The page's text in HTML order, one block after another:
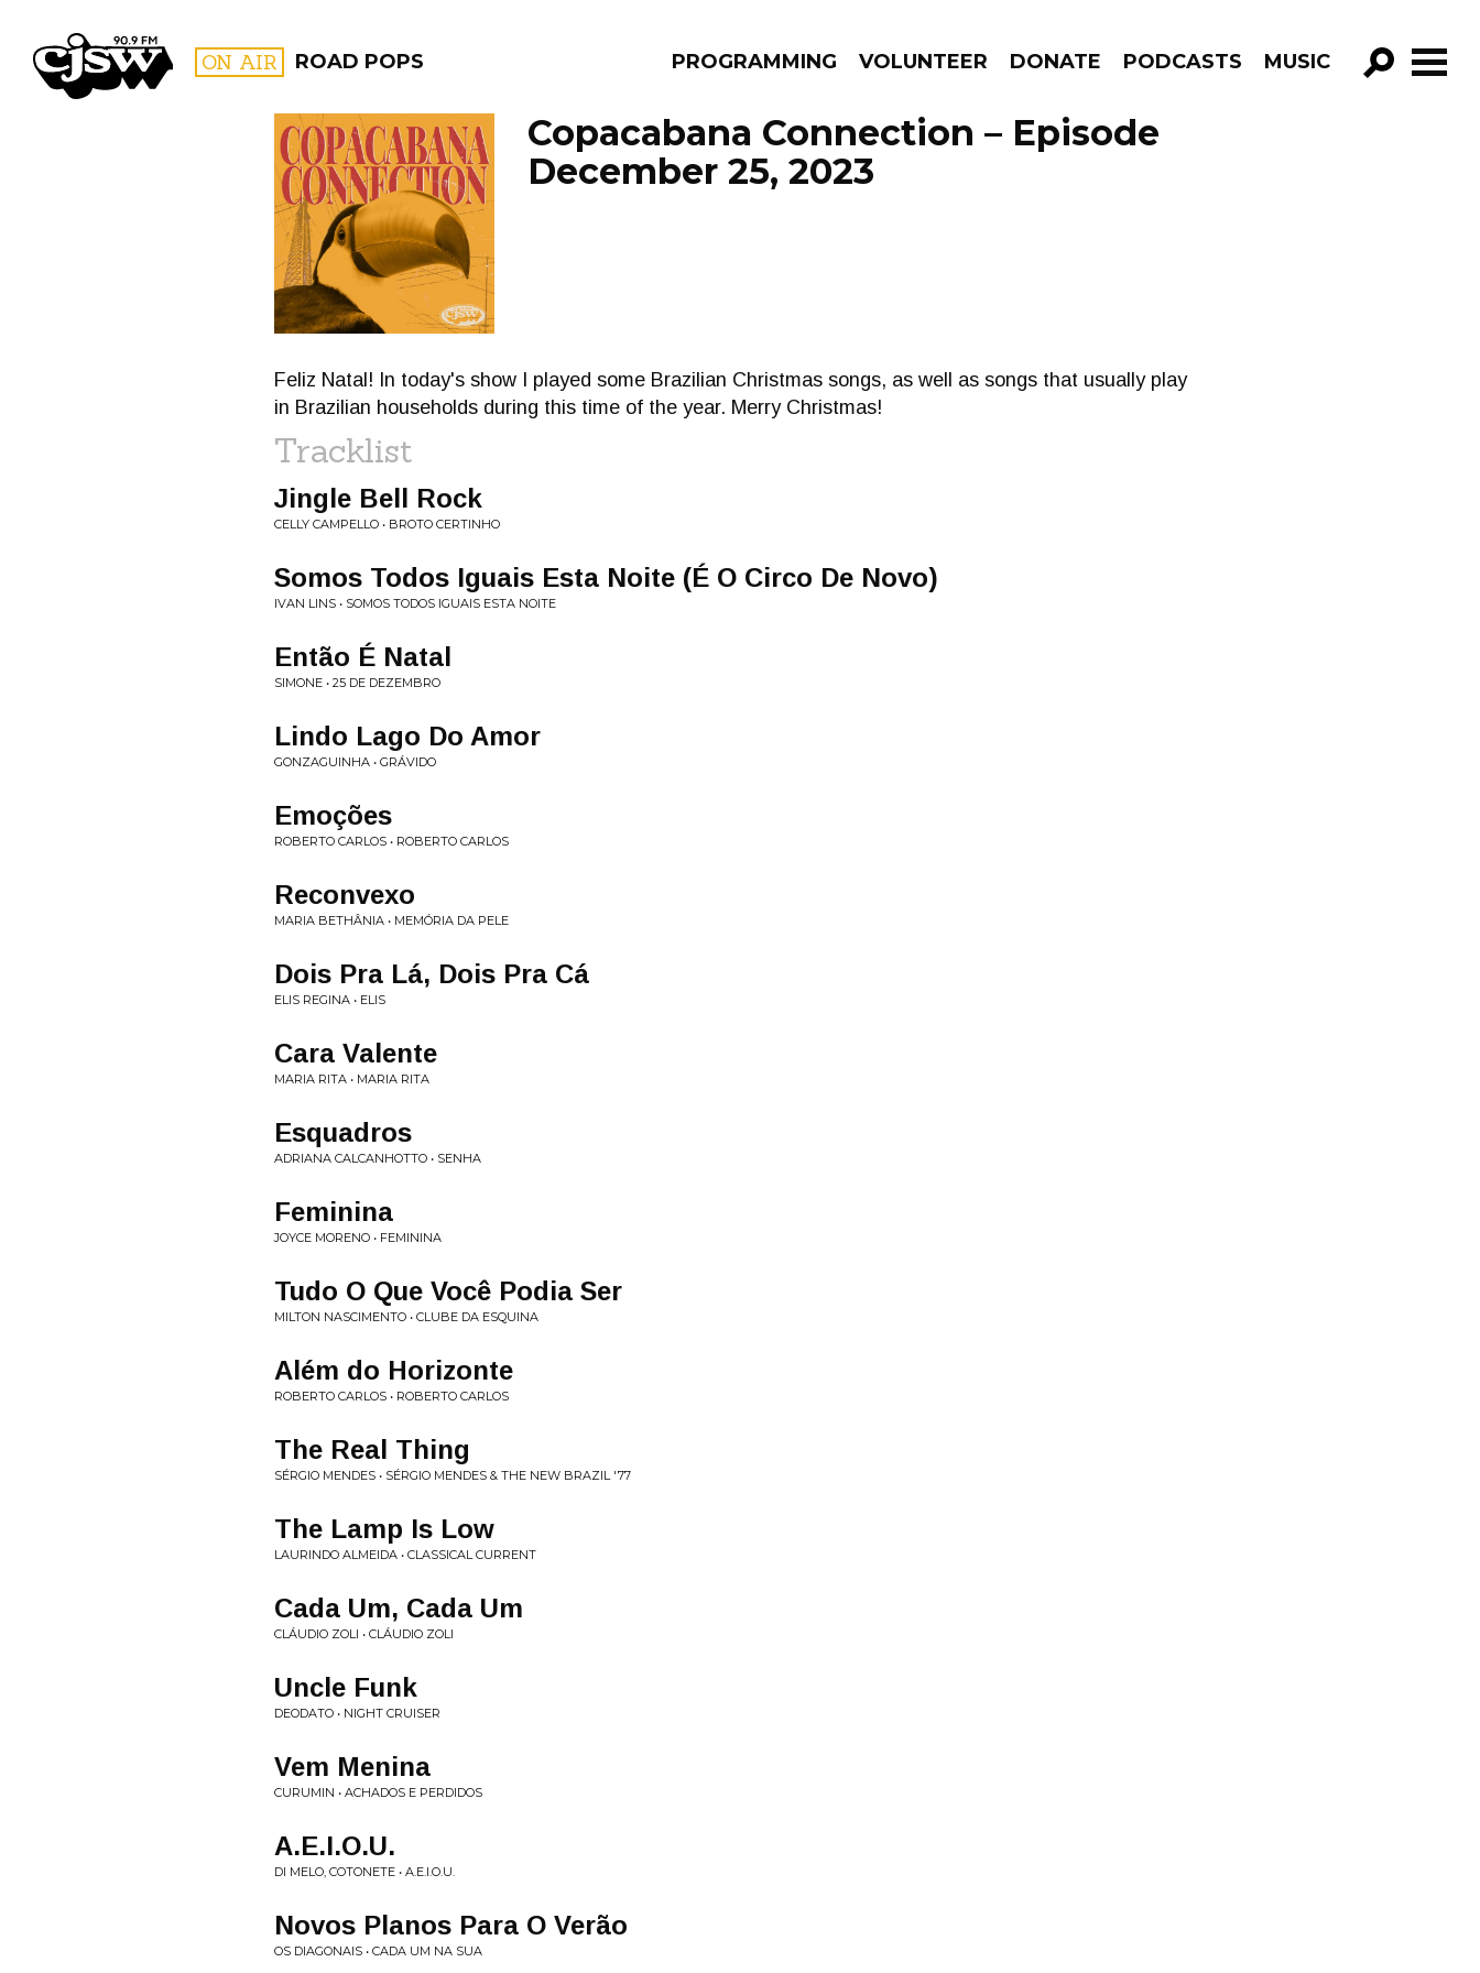
CJSW ON AIR ROAD POPS PROGRAMMING VOLUNTEER DONATE PODCASTS MUSIC
GO!
FILTER BY:
PROGRAMS
Copacabana Connection – Episode
December 25, 2023
Feliz Natal! In today's show I played some Brazilian Christmas songs, as well as songs that usually play
in Brazilian households during this time of the year. Merry Christmas!
Tracklist
Jingle Bell Rock
CELLY CAMPELLO • BROTO CERTINHO
Somos Todos Iguais Esta Noite (É O Circo De Novo)
IVAN LINS • SOMOS TODOS IGUAIS ESTA NOITE
Então É Natal
SIMONE • 25 DE DEZEMBRO
Lindo Lago Do Amor
GONZAGUINHA • GRÁVIDO
Emoções
ROBERTO CARLOS • ROBERTO CARLOS
Reconvexo
MARIA BETHÂNIA • MEMÓRIA DA PELE
Dois Pra Lá, Dois Pra Cá
ELIS REGINA • ELIS
Cara Valente
MARIA RITA • MARIA RITA
Esquadros
ADRIANA CALCANHOTTO • SENHA
Feminina
JOYCE MORENO • FEMININA
Tudo O Que Você Podia Ser
MILTON NASCIMENTO • CLUBE DA ESQUINA
Além do Horizonte
ROBERTO CARLOS • ROBERTO CARLOS
The Real Thing
SÉRGIO MENDES • SÉRGIO MENDES & THE NEW BRAZIL '77
The Lamp Is Low
LAURINDO ALMEIDA • CLASSICAL CURRENT
Cada Um, Cada Um
CLÁUDIO ZOLI • CLÁUDIO ZOLI
Uncle Funk
DEODATO • NIGHT CRUISER
Vem Menina
CURUMIN • ACHADOS E PERDIDOS
A.E.I.O.U.
DI MELO, COTONETE • A.E.I.O.U.
Novos Planos Para O Verão
OS DIAGONAIS • CADA UM NA SUA